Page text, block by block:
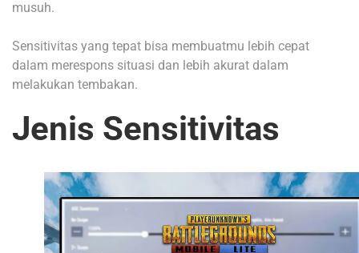
musuh.
Sensitivitas yang tepat bisa membuatmu lebih cepat
dalam merespons situasi dan lebih akurat dalam
melakukan tembakan.
Jenis Sensitivitas